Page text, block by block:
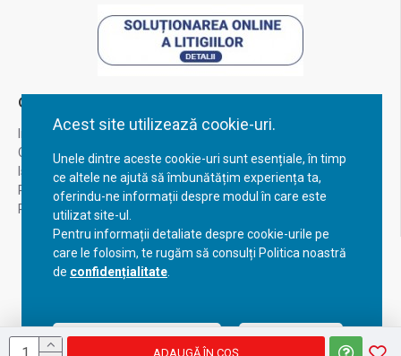
Acest site utilizează cookie-uri.
Unele dintre aceste cookie-uri sunt esențiale, în timp
ce altele ne ajută să îmbunătățim experiența ta,
oferindu-ne informații despre modul în care este
utilizat site-ul.
Pentru informații detaliate despre cookie-urile pe
care le folosim, te rugăm să consulți Politica noastră
de confidențialitate
Acceptă setările curente Configurează
ADAUGĂ ÎN COŞ
Contul Meu
Inregistrare
Contul meu
Istoric comenzi
Recuperare parola
Returnare produs